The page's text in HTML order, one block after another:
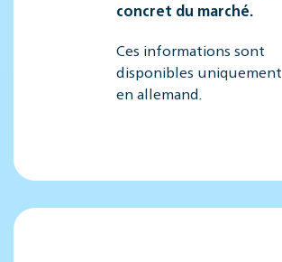
concret du marché.
Ces informations sont
disponibles uniquement
en allemand.